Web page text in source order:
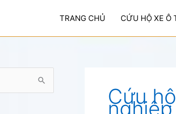
TRANG CHỦ CỨU HỘ XE Ô
Cứu
nghiệp